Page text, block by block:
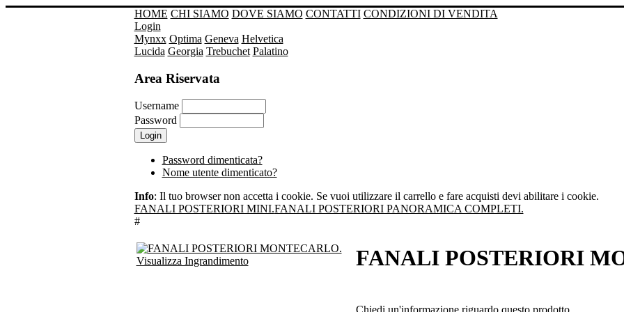
HOME CHI SIAMO DOVE SIAMO CONTATTI CONDIZIONI DI VENDITA
Login
Mynxx Optima Geneva Helvetica
Lucida Georgia Trebuchet Palatino
Area Riservata
Username
Password
Password dimenticata?
Nome utente dimenticato?
Info: Il tuo browser non accetta i cookie. Se vuoi utilizzare il carrello e fare acquisti devi abilitare i cookie.
FANALI POSTERIORI MINI.FANALI POSTERIORI PANORAMICA COMPLETI.
#
Visualizza Ingrandimento FANALI POSTERIORI